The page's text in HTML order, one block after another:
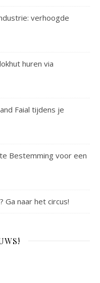
verhoogde
huren via
Faial tijdens je
Bestemming voor een
Ga naar het circus!